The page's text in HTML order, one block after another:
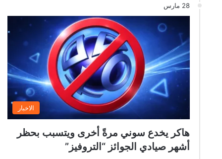
28 مارس
الاخبار
هاكر يخدع سوني مرةً أخرى ويتسبب بحظر
أشهر صيادي الجوائز “التروفيز”